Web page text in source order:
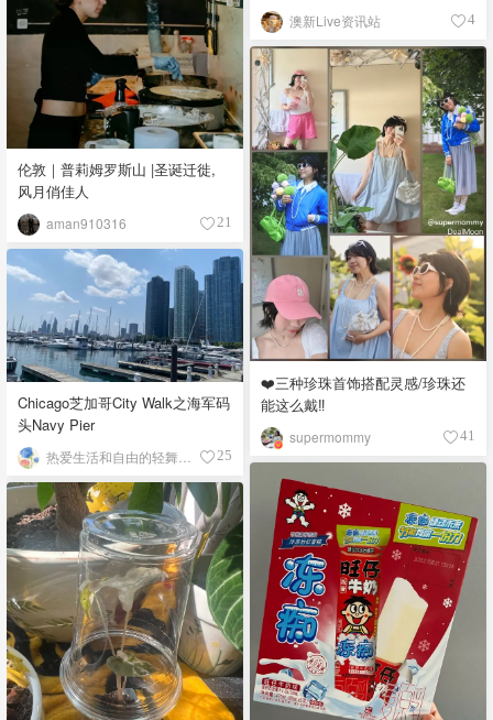
澳新Live资讯站 4
伦敦｜普莉姆罗斯山 |圣诞迁徙,
风月俏佳人
aman910316 21
❤️三种珍珠首饰搭配灵感/珍珠还
能这么戴‼️
supermommy 41
Chicago芝加哥City Walk之海军码
头Navy Pier
25